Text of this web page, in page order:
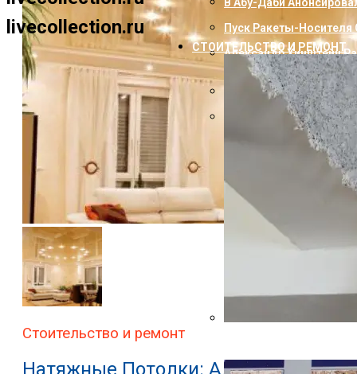
livecollection.ru
Пуск Ракеты-
Александр Хинштейн
Рекламой VPN-
Дуров: Время
Steam Удален Из
СТОИТЕЛЬСТВО И РЕМОНТ
Стоительство и ремонт
Натяжные Потолки: Алези (Alezi),